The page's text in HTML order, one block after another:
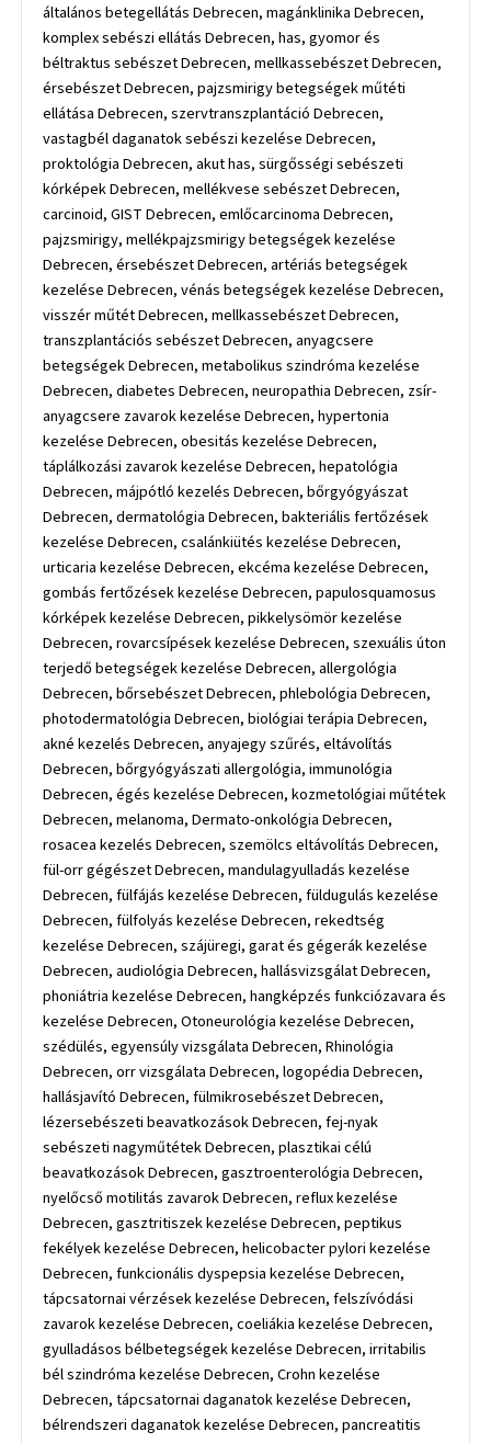
általános betegellátás Debrecen, magánklinika Debrecen,
komplex sebészi ellátás Debrecen, has, gyomor és
béltraktus sebészet Debrecen, mellkassebészet Debrecen,
érsebészet Debrecen, pajzsmirigy betegségek műtéti
ellátása Debrecen, szervtranszplantáció Debrecen,
vastagbél daganatok sebészi kezelése Debrecen,
proktológia Debrecen, akut has, sürgősségi sebészeti
kórképek Debrecen, mellékvese sebészet Debrecen,
carcinoid, GIST Debrecen, emlőcarcinoma Debrecen,
pajzsmirigy, mellékpajzsmirigy betegségek kezelése
Debrecen, érsebészet Debrecen, artériás betegségek
kezelése Debrecen, vénás betegségek kezelése Debrecen,
visszér műtét Debrecen, mellkassebészet Debrecen,
transzplantációs sebészet Debrecen, anyagcsere
betegségek Debrecen, metabolikus szindróma kezelése
Debrecen, diabetes Debrecen, neuropathia Debrecen, zsír-
anyagcsere zavarok kezelése Debrecen, hypertonia
kezelése Debrecen, obesitás kezelése Debrecen,
táplálkozási zavarok kezelése Debrecen, hepatológia
Debrecen, májpótló kezelés Debrecen, bőrgyógyászat
Debrecen, dermatológia Debrecen, bakteriális fertőzések
kezelése Debrecen, csalánkiütés kezelése Debrecen,
urticaria kezelése Debrecen, ekcéma kezelése Debrecen,
gombás fertőzések kezelése Debrecen, papulosquamosus
kórképek kezelése Debrecen, pikkelysömör kezelése
Debrecen, rovarcsípések kezelése Debrecen, szexuális úton
terjedő betegségek kezelése Debrecen, allergológia
Debrecen, bőrsebészet Debrecen, phlebológia Debrecen,
photodermatológia Debrecen, biológiai terápia Debrecen,
akné kezelés Debrecen, anyajegy szűrés, eltávolítás
Debrecen, bőrgyógyászati allergológia, immunológia
Debrecen, égés kezelése Debrecen, kozmetológiai műtétek
Debrecen, melanoma, Dermato-onkológia Debrecen,
rosacea kezelés Debrecen, szemölcs eltávolítás Debrecen,
fül-orr gégészet Debrecen, mandulagyulladás kezelése
Debrecen, fülfájás kezelése Debrecen, füldugulás kezelése
Debrecen, fülfolyás kezelése Debrecen, rekedtség
kezelése Debrecen, szájüregi, garat és gégerák kezelése
Debrecen, audiológia Debrecen, hallásvizsgálat Debrecen,
phoniátria kezelése Debrecen, hangképzés funkciózavara és
kezelése Debrecen, Otoneurológia kezelése Debrecen,
szédülés, egyensúly vizsgálata Debrecen, Rhinológia
Debrecen, orr vizsgálata Debrecen, logopédia Debrecen,
hallásjavító Debrecen, fülmikrosebészet Debrecen,
lézersebészeti beavatkozások Debrecen, fej-nyak
sebészeti nagyműtétek Debrecen, plasztikai célú
beavatkozások Debrecen, gasztroenterológia Debrecen,
nyelőcső motilitás zavarok Debrecen, reflux kezelése
Debrecen, gasztritiszek kezelése Debrecen, peptikus
fekélyek kezelése Debrecen, helicobacter pylori kezelése
Debrecen, funkcionális dyspepsia kezelése Debrecen,
tápcsatornai vérzések kezelése Debrecen, felszívódási
zavarok kezelése Debrecen, coeliákia kezelése Debrecen,
gyulladásos bélbetegségek kezelése Debrecen, irritabilis
bél szindróma kezelése Debrecen, Crohn kezelése
Debrecen, tápcsatornai daganatok kezelése Debrecen,
bélrendszeri daganatok kezelése Debrecen, pancreatitis